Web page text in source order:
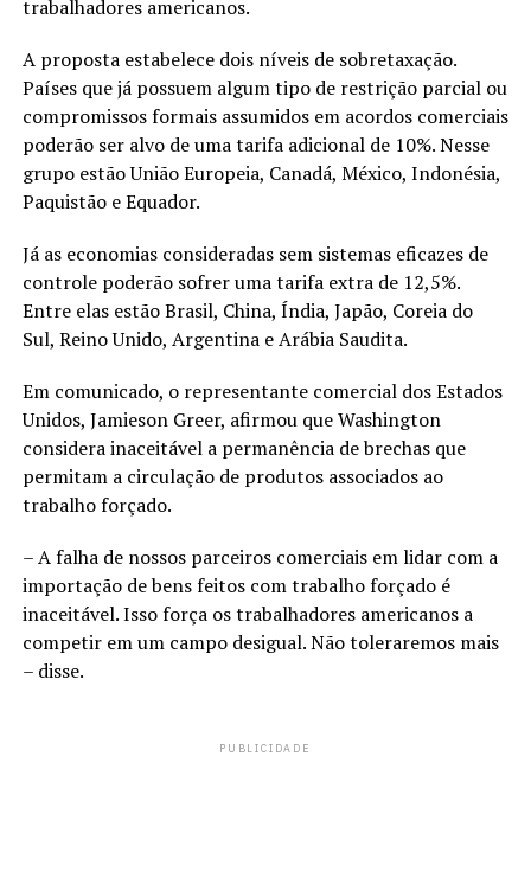
trabalhadores americanos.
A proposta estabelece dois níveis de sobretaxação.
Países que já possuem algum tipo de restrição parcial ou
compromissos formais assumidos em acordos comerciais
poderão ser alvo de uma tarifa adicional de 10%. Nesse
grupo estão União Europeia, Canadá, México, Indonésia,
Paquistão e Equador.
Já as economias consideradas sem sistemas eficazes de
controle poderão sofrer uma tarifa extra de 12,5%.
Entre elas estão Brasil, China, Índia, Japão, Coreia do
Sul, Reino Unido, Argentina e Arábia Saudita.
Em comunicado, o representante comercial dos Estados
Unidos, Jamieson Greer, afirmou que Washington
considera inaceitável a permanência de brechas que
permitam a circulação de produtos associados ao
trabalho forçado.
– A falha de nossos parceiros comerciais em lidar com a
importação de bens feitos com trabalho forçado é
inaceitável. Isso força os trabalhadores americanos a
competir em um campo desigual. Não toleraremos mais
– disse.
PUBLICIDADE